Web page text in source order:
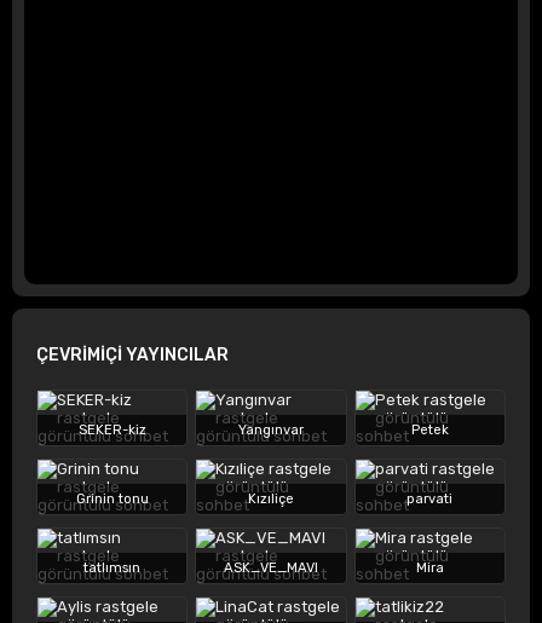
ÇEVRİMİÇİ YAYINCILAR
SEKER-kiz Yangınvar Petek
Grinin tonu Kızıliçe parvati
tatlımsın ASK_VE_MAVI Mira